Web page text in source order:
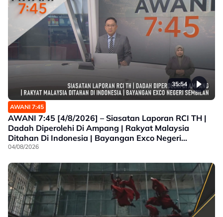
35:54
AWANI 7:45
AWANI 7:45 [4/8/2026] – Siasatan Laporan RCI TH |
Dadah Diperolehi Di Ampang | Rakyat Malaysia
Ditahan Di Indonesia | Bayangan Exco Negeri
Sembilan
04/08/2026